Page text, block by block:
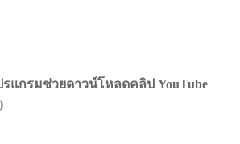
รแกรมช่วยดาวน์โหลดคลิป YouTube